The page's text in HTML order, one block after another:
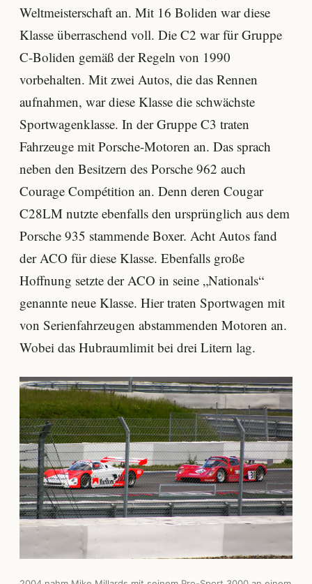
Weltmeisterschaft an. Mit 16 Boliden war diese
Klasse überraschend voll. Die C2 war für Gruppe
C-Boliden gemäß der Regeln von 1990
vorbehalten. Mit zwei Autos, die das Rennen
aufnahmen, war diese Klasse die schwächste
Sportwagenklasse. In der Gruppe C3 traten
Fahrzeuge mit Porsche-Motoren an. Das sprach
neben den Besitzern des Porsche 962 auch
Courage Compétition an. Denn deren Cougar
C28LM nutzte ebenfalls den ursprünglich aus dem
Porsche 935 stammende Boxer. Acht Autos fand
der ACO für diese Klasse. Ebenfalls große
Hoffnung setzte der ACO in seine „Nationals“
genannte neue Klasse. Hier traten Sportwagen mit
von Serienfahrzeugen abstammenden Motoren an.
Wobei das Hubraumlimit bei drei Litern lag.